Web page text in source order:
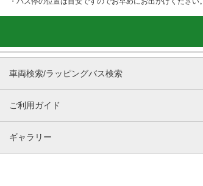
車両検索/ラッピングバス検索
ご利用ガイド
ギャラリー